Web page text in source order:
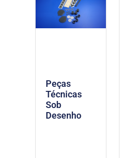
Peças
Técnicas
Sob
Desenho